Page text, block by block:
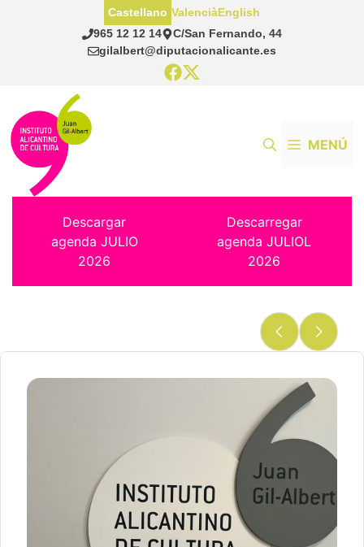
965 12 12 14
C/San Fernando, 44
gilalbert@diputacionalicante.es
Castellano ValenciàEnglish
MENÚ
Descargar
agenda JULIO
2026
Descarregar
agenda JULIOL
2026